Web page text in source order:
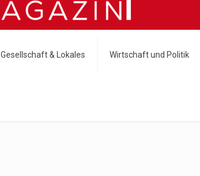
Gesellschaft & Lokales Wirtschaft und Politik